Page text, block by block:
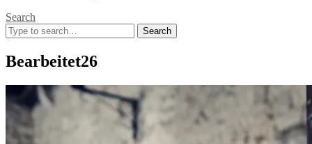
Search
Search
for:
Bearbeitet26